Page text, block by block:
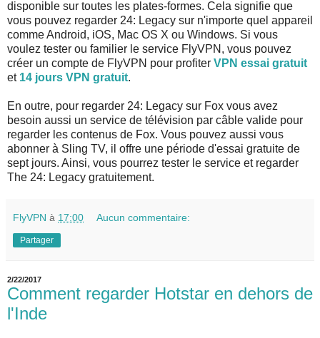
disponible sur toutes les plates-formes. Cela signifie que
vous pouvez regarder 24: Legacy sur n'importe quel appareil
comme Android, iOS, Mac OS X ou Windows. Si vous
voulez tester ou familier le service FlyVPN, vous pouvez
créer un compte de FlyVPN pour profiter VPN essai gratuit
et 14 jours VPN gratuit.
En outre, pour regarder 24: Legacy sur Fox vous avez
besoin aussi un service de télévision par câble valide pour
regarder les contenus de Fox. Vous pouvez aussi vous
abonner à Sling TV, il offre une période d'essai gratuite de
sept jours. Ainsi, vous pourrez tester le service et regarder
The 24: Legacy gratuitement.
FlyVPN à 17:00 Aucun commentaire:
Partager
2/22/2017
Comment regarder Hotstar en dehors de
l'Inde